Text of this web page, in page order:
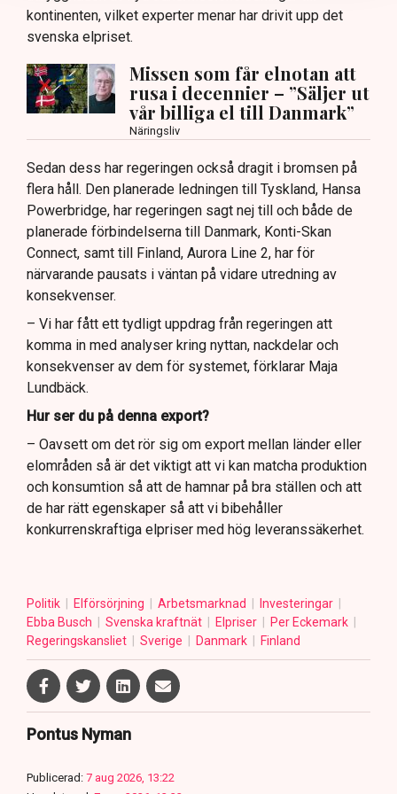
kontinenten, vilket experter menar har drivit upp det
svenska elpriset.
Missen som får elnotan att
rusa i decennier – ”Säljer ut
vår billiga el till Danmark”
Näringsliv
Sedan dess har regeringen också dragit i bromsen på
flera håll. Den planerade ledningen till Tyskland, Hansa
Powerbridge, har regeringen sagt nej till och både de
planerade förbindelserna till Danmark, Konti-Skan
Connect, samt till Finland, Aurora Line 2, har för
närvarande pausats i väntan på vidare utredning av
konsekvenser.
– Vi har fått ett tydligt uppdrag från regeringen att
komma in med analyser kring nyttan, nackdelar och
konsekvenser av dem för systemet, förklarar Maja
Lundbäck.
Hur ser du på denna export?
– Oavsett om det rör sig om export mellan länder eller
elområden så är det viktigt att vi kan matcha produktion
och konsumtion så att de hamnar på bra ställen och att
de har rätt egenskaper så att vi bibehåller
konkurrenskraftiga elpriser med hög leveranssäkerhet.
Politik Elförsörjning Arbetsmarknad
Investeringar
Ebba Busch
Svenska kraftnät Elpriser
Per Eckemark
Regeringskansliet
Sverige Danmark Finland
Pontus Nyman
Publicerad: 7 aug 2026, 13:22